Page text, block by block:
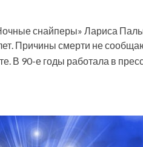
снайперы» Лариса
Причины смерти не
В 90-е годы работала в